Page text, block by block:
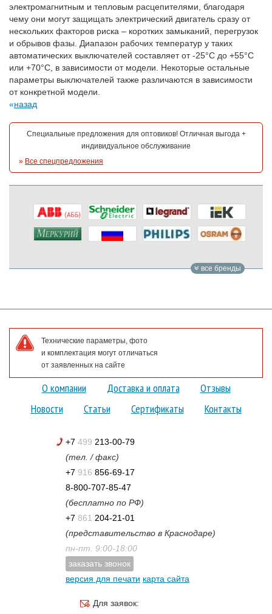
электромагнитным и тепловым расцепителями, благодаря
чему они могут защищать электрический двигатель сразу от
нескольких факторов риска – коротких замыканий, перегрузок
и обрывов фазы. Диапазон рабочих температур у таких
автоматических выключателей составляет от -25°С до +55°С
или +70°С, в зависимости от модели. Некоторые остальные
параметры выключателей также различаются в зависимости
от конкретной модели.
назад
Специальные предложения для оптовиков! Отличная выгода +
индивидуальное обслуживание
» Все спецпредложения
все бренды
Технические параметры, фото
и комплектация могут отличаться
от заявленных на сайте
О компании Доставка и оплата
Отзывы
Новости
Статьи Сертификаты Контакты
+7 499 213-00-79
(тел. / факс)
+7 916 856-69-17
8-800-707-85-47
(бесплатно по РФ)
+7 861 204-21-01
(представительство в Краснодаре)
пн-пт. 9:00-18:00
заказать звонок
версия для печати карта сайта
Для заявок: